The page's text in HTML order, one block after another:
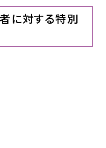
に対する特別